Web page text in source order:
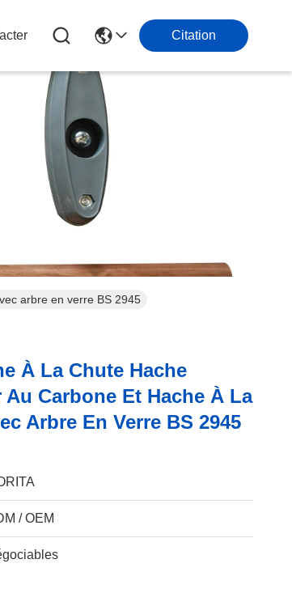
Citation
arbre en verre BS 2945
À La Chute Hache
Carbone Et Hache À La
Arbre En Verre BS 2945
/ OEM